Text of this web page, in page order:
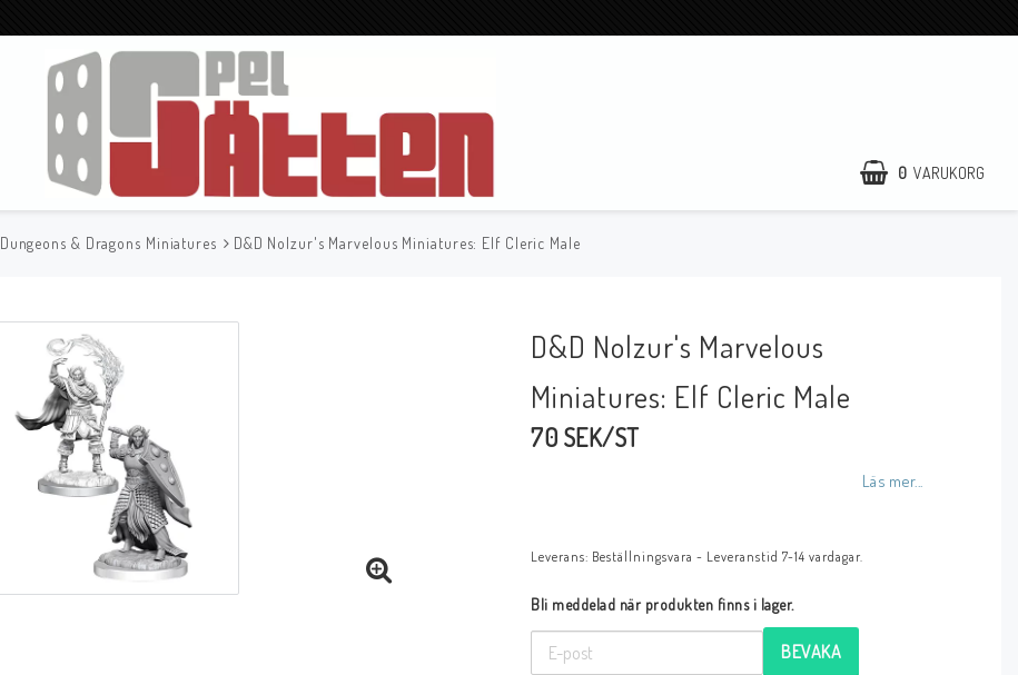
0 VARUKORG
Dungeons & Dragons Miniatures D&D Nolzur's Marvelous Miniatures: Elf Cleric Male
D&D Nolzur's Marvelous
Miniatures: Elf Cleric Male
70 SEK/ST
Läs mer...
Leverans: Beställningsvara - Leveranstid 7-14 vardagar.
Bli meddelad när produkten finns i lager.
BEVAKA